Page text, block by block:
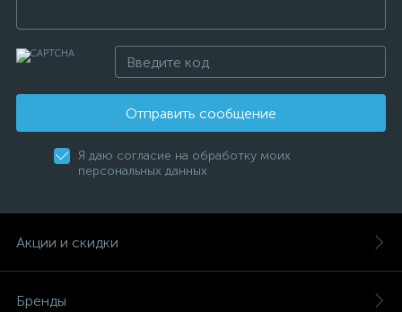
Отправить сообщение
Я даю согласие на обработку моих
персональных данных
Акции и скидки
Бренды